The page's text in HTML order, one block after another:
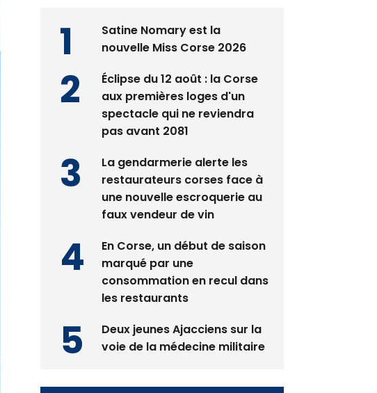
Satine Nomary est la
nouvelle Miss Corse 2026
Éclipse du 12 août : la Corse
aux premières loges d'un
spectacle qui ne reviendra
pas avant 2081
La gendarmerie alerte les
restaurateurs corses face à
une nouvelle escroquerie au
faux vendeur de vin
En Corse, un début de saison
marqué par une
consommation en recul dans
les restaurants
Deux jeunes Ajacciens sur la
voie de la médecine militaire